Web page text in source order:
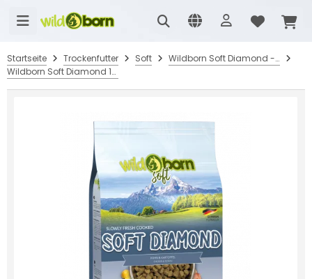
Startseite Trockenfutter Soft
Wildborn Soft Diamond - mit 75% frischem Huhn
Wildborn Soft Diamond 12 kg